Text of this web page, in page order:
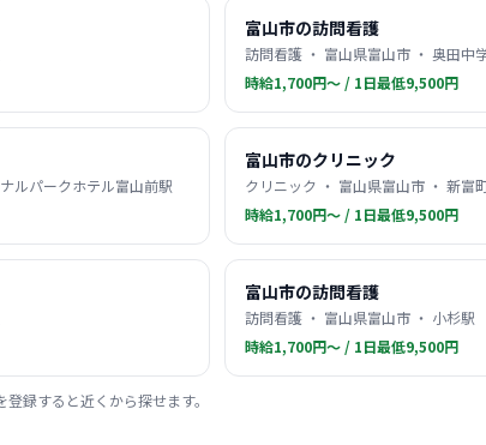
富山市の訪問看護
訪問看護 ・ 富山県富山市 ・ 奥田中
時給1,700円〜 / 1日最低9,500円
ルパークホテル富山前駅
富山市のクリニック
クリニック ・ 富山県富山市 ・ 新富
時給1,700円〜 / 1日最低9,500円
富山市の訪問看護
訪問看護 ・ 富山県富山市 ・ 小杉駅
時給1,700円〜 / 1日最低9,500円
録すると近くから探せます。